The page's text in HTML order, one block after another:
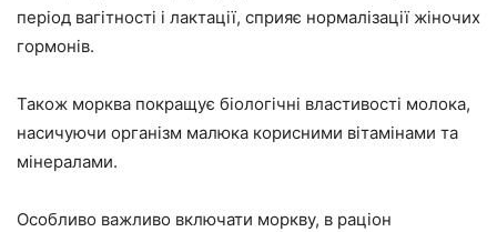
період вагітності і лактації, сприяє нормалізації жіночих
гормонів.
Також морква покращує біологічні властивості молока,
насичуючи організм малюка корисними вітамінами та
мінералами.
Особливо важливо включати моркву, в раціон